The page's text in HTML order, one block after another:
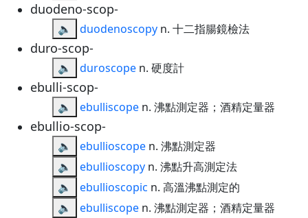
duodeno-scop-
🔈 duodenoscopy n. 十二指腸鏡檢法
duro-scop-
🔈 duroscope n. 硬度計
ebulli-scop-
🔈 ebulliscope n. 沸點測定器；酒精定量器
ebullio-scop-
🔈 ebullioscope n. 沸點測定器
🔈
ebullioscopy n. 沸點升高測定法
🔈
ebullioscopic n. 高溫沸點測定的
🔈
ebulliscope n. 沸點測定器；酒精定量器